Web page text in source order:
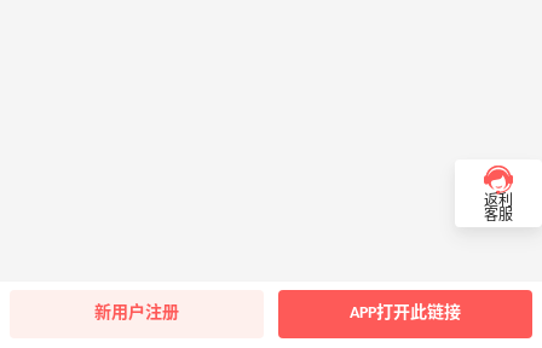
返利
客服
新用户注册 APP打开此链接